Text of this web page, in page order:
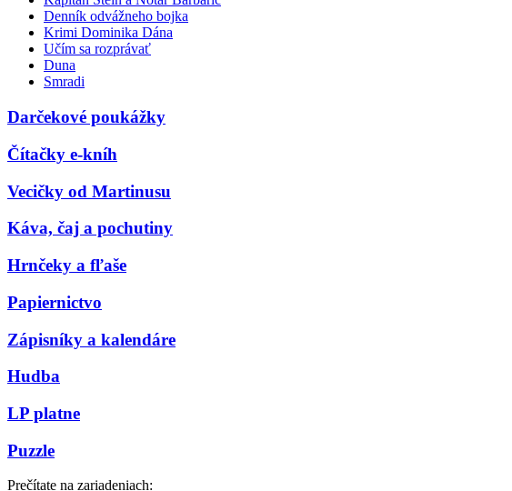
Denník odvážneho bojka
Krimi Dominika Dána
Učím sa rozprávať
Duna
Smradi
Darčekové poukážky
Čítačky e-kníh
Vecičky od Martinusu
Káva, čaj a pochutiny
Hrnčeky a fľaše
Papiernictvo
Zápisníky a kalendáre
Hudba
LP platne
Puzzle
Prečítate na zariadeniach: